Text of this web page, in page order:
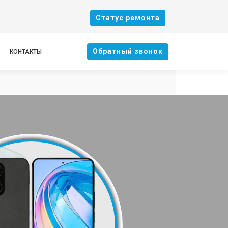
Cтатус ремонта
КОНТАКТЫ Oбратный звонок